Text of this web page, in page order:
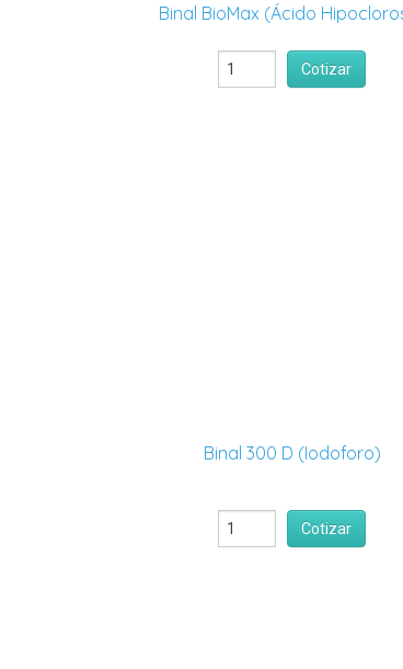
Binal BioMax (Ácido
Cotizar
Binal 300 D (Iodoforo)
Cotizar